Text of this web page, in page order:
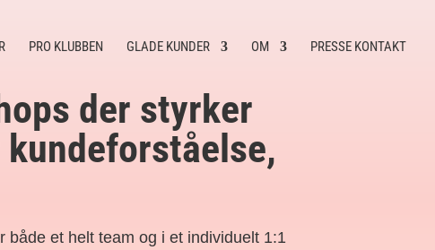
PRO KLUBBEN GLADE KUNDER OM PRESSE KONTAKT
der styrker
både et helt team og i et individuelt 1:1